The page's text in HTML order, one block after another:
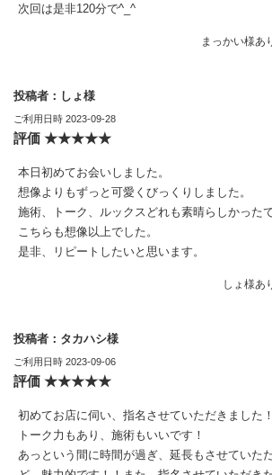
次回は是非120分で^_^
まっかい様あ
投稿者：しょ様
ご利用日時 2023-09-28
評価 ★★★★★
本日初めてお会いしました。
想像よりもずっと可愛くびっくりしました。
施術、トーク、ルックスどれも素晴らしかったで
こちらも想像以上でした。
是非、リピートしたいと思います。
しょ様あ
投稿者：タカハシ様
ご利用日時 2023-09-06
評価 ★★★★★
初めてお店に伺い、指名させていただきました
トーク力もあり、施術もいいです！
あっという間に時間が過ぎ、延長もさせていた